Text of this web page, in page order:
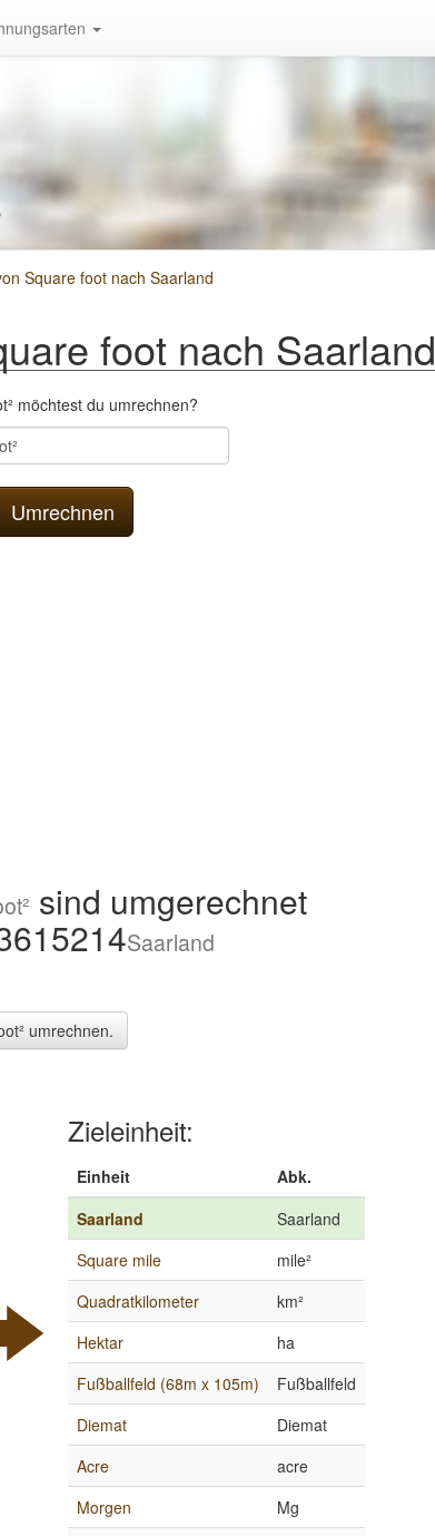
Square foot nach Saarland
foot nach Saarland
möchtest du umrechnen?
sind umgerechnet
Saarland
umrechnen.
Zieleinheit:
Einheit
Abk.
Saarland
Saarland
Square mile
mile²
Quadratkilometer
km²
Hektar
ha
Fußballfeld (68m x 105m)
Fußballfeld
Diemat
Diemat
Acre
acre
Morgen
Mg